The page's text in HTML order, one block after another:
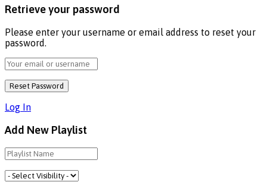
Retrieve your password
Please enter your username or email address to reset your
password.
Log In
Add New Playlist